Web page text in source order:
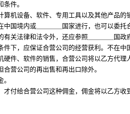
件。
机设备、软件、专用工具以及其他产品的
国境内或＿＿＿＿国家进行，也可以委托
关法律和法令外，还应参照＿＿＿＿国政
下，应保证合营公司的经营获利。不在中
件、软件的销售，合营公司将以乙方代理
营公司的再出售和再出口除外。
付给合营公司这种佣金，佣金将以乙方收